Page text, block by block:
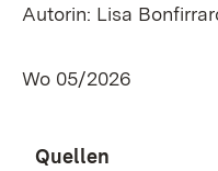
Autorin: Lisa
Wo 05/2026
Quellen